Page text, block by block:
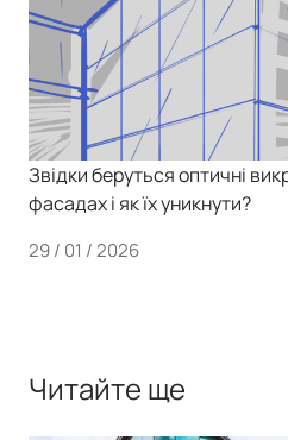
Звідки беруться оптичні
фасадах і як їх уникнути?
29 / 01 / 2026
Читайте ще